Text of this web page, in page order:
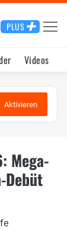
PLUS
Videos
Aktivieren
Mega-
Debüt